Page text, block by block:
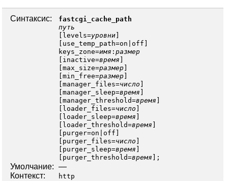
Синтаксис:
fastcgi_cache_path
путь
levels=уровни
use_temp_path=on off
keys_zone=имя : размер
inactive=время
max_size=размер
min_free=размер
manager_files=число
manager_sleep=время
manager_threshold=время
loader_files=число
loader_sleep=время
loader_threshold=время
purger=on off
purger_files=число
purger_sleep=время
purger_threshold=время ];
Умолчание: —
Контекст:
http